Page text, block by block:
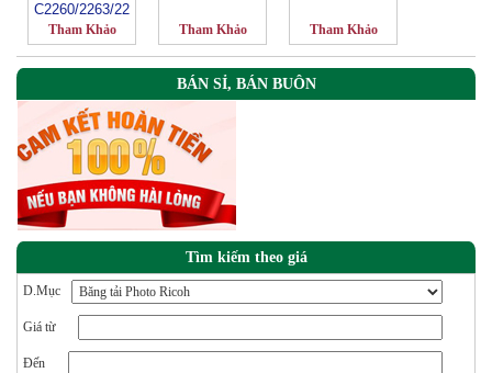
C2260/2263/22
65
Tham Khảo Tham Khảo Tham Khảo
BÁN SỈ, BÁN BUÔN
Tìm kiếm theo giá
D.Mục
Giá từ
Đến